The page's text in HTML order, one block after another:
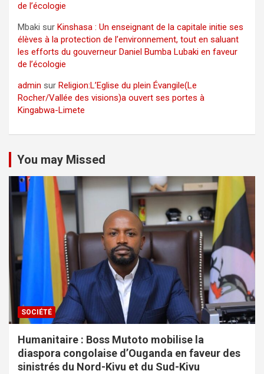
de l’écologie
Mbaki sur Kinshasa : Un enseignant de la capitale initie ses
élèves à la protection de l’environnement, tout en saluant
les efforts du gouverneur Daniel Bumba Lubaki en faveur
de l’écologie
admin sur Religion:L’Eglise du plein Évangile(Le
Rocher/Vallée des visions)a ouvert ses portes à
Kingabwa-Limete
You may Missed
SOCIÉTÉ
Humanitaire : Boss Mutoto mobilise la
diaspora congolaise d’Ouganda en faveur des
sinistrés du Nord-Kivu et du Sud-Kivu